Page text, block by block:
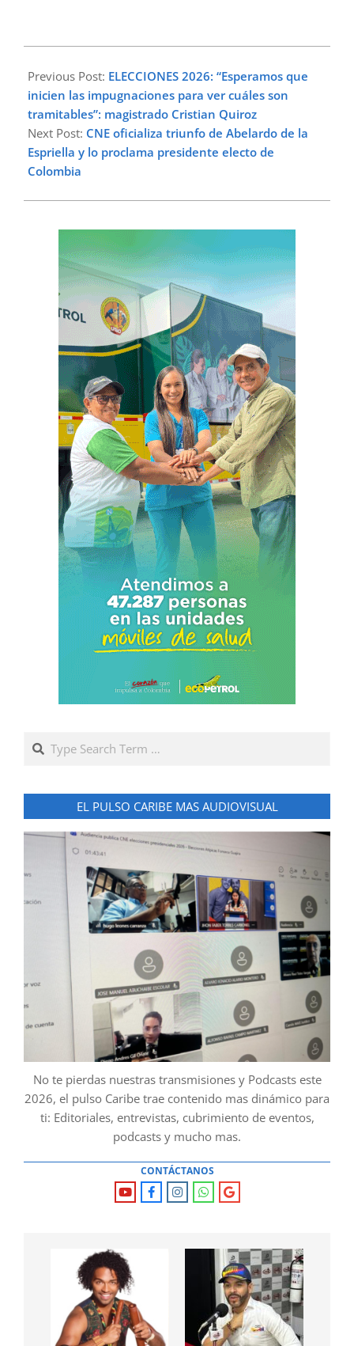
06-
23
Previous Post: ELECCIONES 2026: “Esperamos que
inicien las impugnaciones para ver cuáles son
tramitables”: magistrado Cristian Quiroz
Next Post: CNE oficializa triunfo de Abelardo de la
Espriella y lo proclama presidente electo de
Colombia
Search
EL PULSO CARIBE MAS AUDIOVISUAL
No te pierdas nuestras transmisiones y Podcasts este
2026, el pulso Caribe trae contenido mas dinámico para
ti: Editoriales, entrevistas, cubrimiento de eventos,
podcasts y mucho mas.
CONTÁCTANOS